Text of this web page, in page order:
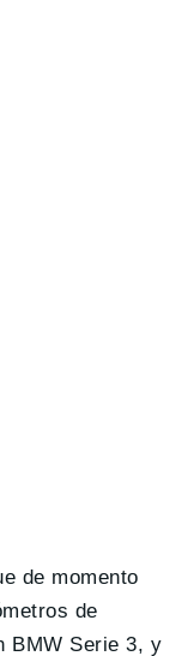
de momento
de
BMW Serie 3, y